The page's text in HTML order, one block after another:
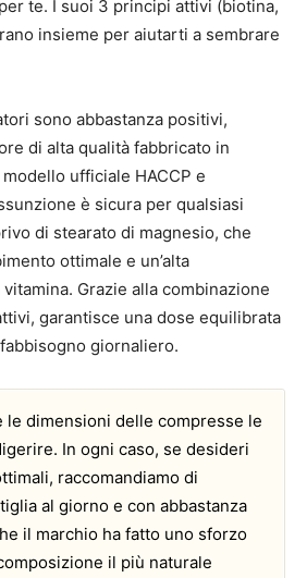
te. I suoi 3 principi attivi (biotina,
insieme per aiutarti a sembrare
sono abbastanza positivi,
di alta qualità fabbricato in
ufficiale HACCP e
è sicura per qualsiasi
di stearato di magnesio, che
ottimale e un’alta
Grazie alla combinazione
garantisce una dose equilibrata
giornaliero.
le dimensioni delle compresse le
In ogni caso, se desideri
raccomandiamo di
al giorno e con abbastanza
il marchio ha fatto uno sforzo
il più naturale